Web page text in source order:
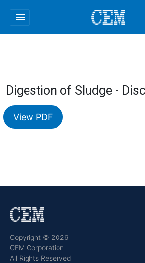
menu
Digestion of Sludge -
View PDF
Copyright © 2026
CEM Corporation
All Rights Reserved